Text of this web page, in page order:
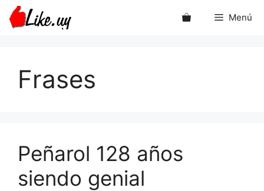
Saltar
Menú
Frases
Peñarol 128 años
siendo genial